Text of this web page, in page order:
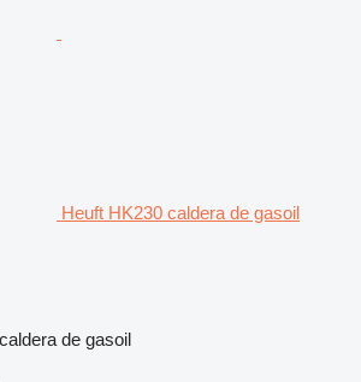
Heuft HK230 caldera de gasoil
de gasoil